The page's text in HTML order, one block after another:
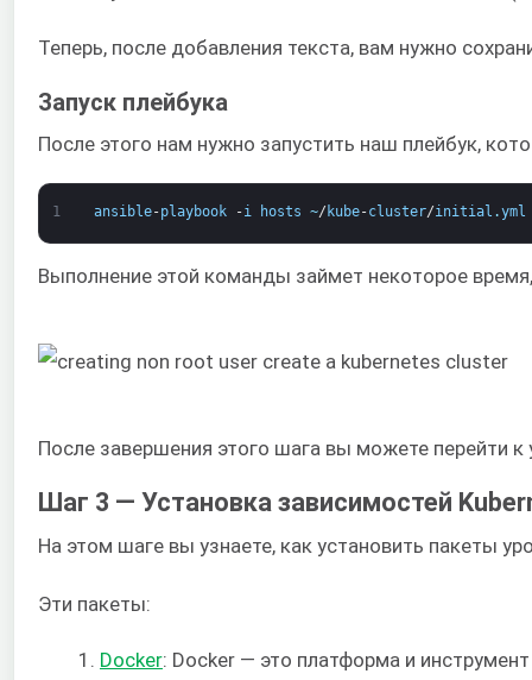
Теперь, после добавления текста, вам нужно
Запуск плейбука
После этого нам нужно запустить наш плейбук,
1 ansible-playbook -i hosts ~/ kube-cluster/initial .yml
Выполнение этой команды займет некоторое
После завершения этого шага вы можете перейти
Шаг 3 — Установка зависимостей
На этом шаге вы узнаете, как установить пакеты
Эти пакеты:
Docker: Docker — это платформа и